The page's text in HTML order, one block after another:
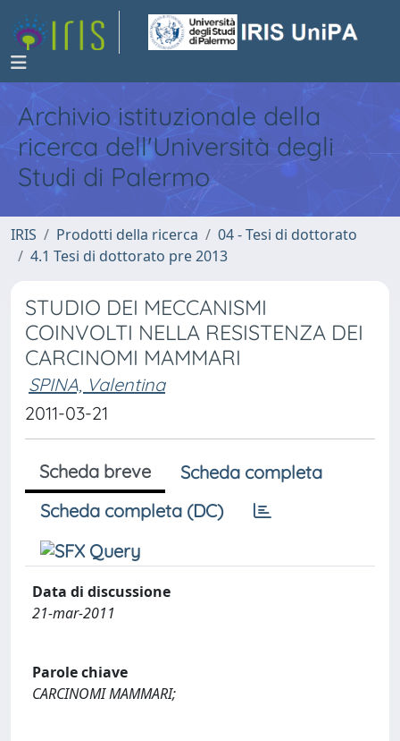
Archivio istituzionale della
ricerca dell'Università degli
Studi di Palermo
IRIS Prodotti della ricerca
04 - Tesi di dottorato
4.1 Tesi di dottorato pre 2013
STUDIO DEI MECCANISMI
COINVOLTI NELLA RESISTENZA DEI
CARCINOMI MAMMARI
SPINA, Valentina
2011-03-21
Scheda breve
Scheda completa
Scheda completa (DC)
Data di discussione
21-mar-2011
Parole chiave
CARCINOMI MAMMARI;